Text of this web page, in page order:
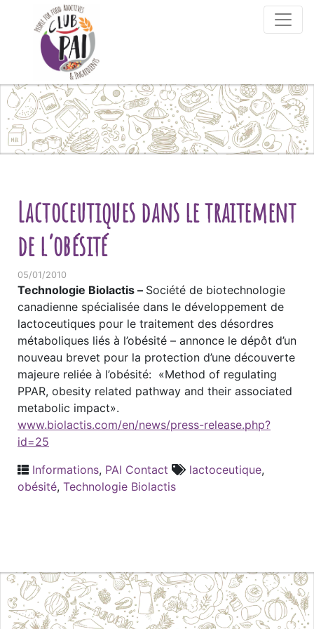
Skip to content
Lactoceutiques dans le traitement
de l’obésité
05/01/2010
Technologie Biolactis – Société de biotechnologie
canadienne spécialisée dans le développement de
lactoceutiques pour le traitement des désordres
métaboliques liés à l’obésité – annonce le dépôt d’un
nouveau brevet pour la protection d’une découverte
majeure reliée à l’obésité: «Method of regulating
PPAR, obesity related pathway and their associated
metabolic impact».
www.biolactis.com/en/news/press-release.php?
id=25
Informations, PAI Contact lactoceutique,
obésité, Technologie Biolactis